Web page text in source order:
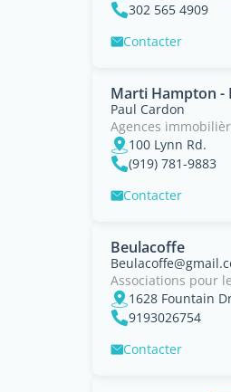
302 565 4909
Contacter
Marti Hampton -
Paul Cardon
Agences
100 Lynn Rd.
(919) 781-9883
Contacter
Beulacoffe
Associations pour
1628 Fountain
9193026754
Contacter